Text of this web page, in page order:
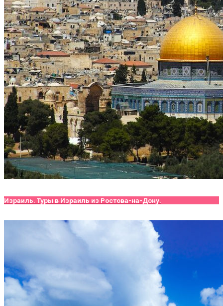
Израиль. Туры в Израиль из Ростова-на-Дону.